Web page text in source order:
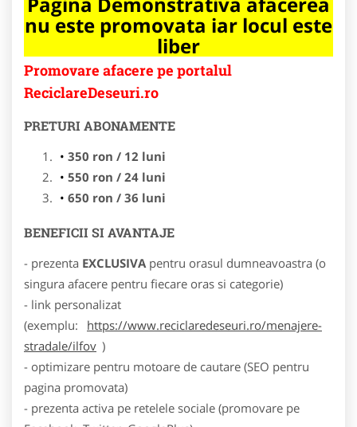
nu este promovata iar locul este
liber
Promovare afacere pe portalul
ReciclareDeseuri.ro
PRETURI ABONAMENTE
350 ron / 12 luni
550 ron / 24 luni
650 ron / 36 luni
BENEFICII SI AVANTAJE
- prezenta EXCLUSIVApentru orasul dumneavoastra (o
singura afacere pentru fiecare oras si categorie)
- link personalizat
(exemplu:
https://www.reciclaredeseuri.ro/menajere-
stradale/ilfov )
- optimizare pentru motoare de cautare (SEO pentru
pagina promovata)
- prezenta activa pe retelele sociale (promovare pe